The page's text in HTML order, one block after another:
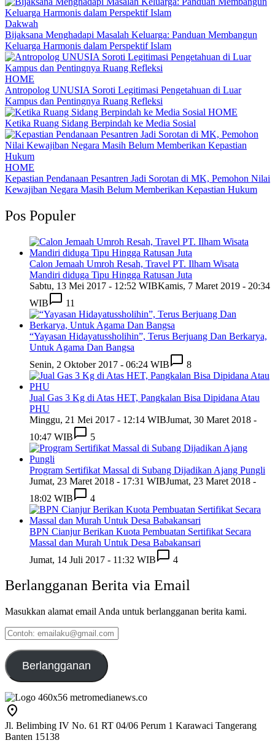
Dakwah
Bijaksana Menghadapi Masalah Keluarga: Panduan Membangun
Keluarga Harmonis dalam Perspektif Islam
HOME
Antropolog UNUSIA Soroti Legitimasi Pengetahuan di Luar
Kampus dan Pentingnya Ruang Refleksi
HOME
Ketika Ruang Sidang Berpindah ke Media Sosial
HOME
Kepastian Pendanaan Pesantren Jadi Sorotan di MK, Pemohon Nilai
Kewajiban Negara Masih Belum Memberikan Kepastian Hukum
Pos Populer
Calon Jemaah Umroh Resah, Travel PT. Ilham Wisata
Mandiri diduga Tipu Hingga Ratusan Juta
Sabtu, 13 Mei 2017 - 12:52 WIBKamis, 7 Maret 2019 - 20:34
WIB
11
“Yayasan Hidayatussholihin”, Terus Berjuang Dan Berkarya,
Untuk Agama Dan Bangsa
Senin, 2 Oktober 2017 - 06:24 WIB
8
Jual Gas 3 Kg di Atas HET, Pangkalan Bisa Dipidana Atau
PHU
Minggu, 21 Mei 2017 - 12:14 WIBJumat, 30 Maret 2018 -
10:47 WIB
5
Program Sertifikat Massal di Subang Dijadikan Ajang Pungli
Jumat, 23 Maret 2018 - 17:31 WIBJumat, 23 Maret 2018 -
18:02 WIB
4
BPN Cianjur Berikan Kuota Pembuatan Sertifikat Secara
Massal dan Murah Untuk Desa Babakansari
Jumat, 14 Juli 2017 - 11:32 WIB
4
Berlangganan Berita via Email
Masukkan alamat email Anda untuk berlangganan berita kami.
Contoh:
emailaku@gmail.com
Berlangganan
Jl. Belimbing IV No. 61 RT 04/06 Perum 1 Karawaci Tangerang
Banten 15138